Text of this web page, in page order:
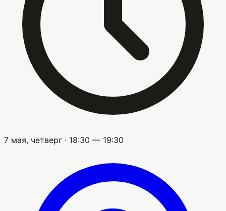
7 мая, четверг · 18:30 — 19:30